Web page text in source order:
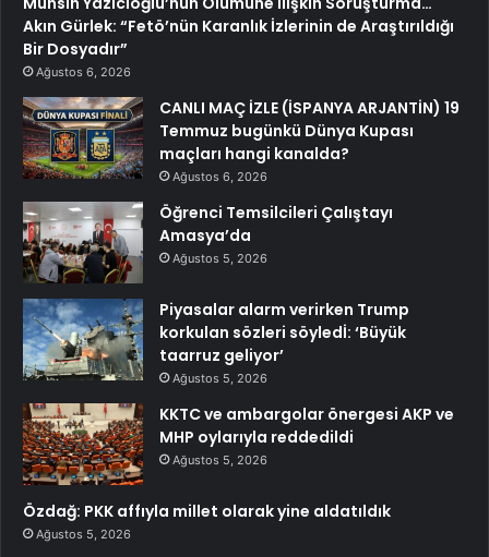
Akın Gürlek: “Fetö’nün Karanlık İzlerinin de Araştırıldığı
Bir Dosyadır”
Ağustos 6, 2026
CANLI MAÇ İZLE (İSPANYA ARJANTİN) 19
Temmuz bugünkü Dünya Kupası
maçları hangi kanalda?
Ağustos 6, 2026
Öğrenci Temsilcileri Çalıştayı
Amasya’da
Ağustos 5, 2026
Piyasalar alarm verirken Trump
korkulan sözleri söyledİ: ‘Büyük
taarruz geliyor’
Ağustos 5, 2026
KKTC ve ambargolar önergesi AKP ve
MHP oylarıyla reddedildi
Ağustos 5, 2026
Özdağ: PKK affıyla millet olarak yine aldatıldık
Ağustos 5, 2026